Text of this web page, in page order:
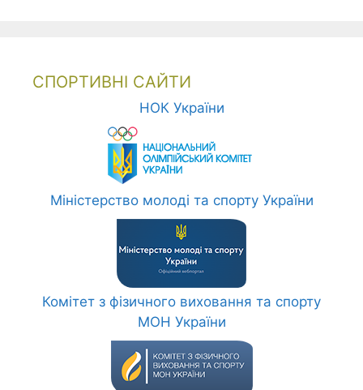
СПОРТИВНІ САЙТИ
НОК України
Міністерство молоді та спорту України
Комітет з фізичного виховання та спорту
МОН України